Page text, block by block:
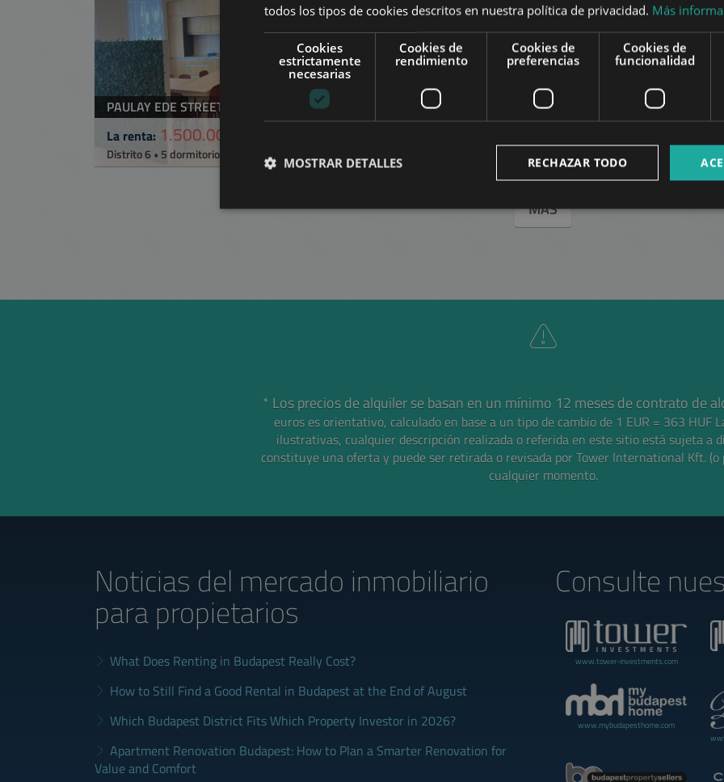
PAULAY EDE STREET
La renta: 1.500.000 HUF
Distrito 6 • 5 dormitorios • 229 m
TERÉZVÁROS
MÁS
* Los precios de alquiler se basan en un mínimo 12 meses de contrato de
euros es orientativo, calculado en base a un tipo de cambio de 1 EUR = 363 HUF
ilustrativas, cualquier descripción realizada o referida en este sitio está sujeta a
constituye una oferta y puede ser retirada o revisada por Tower International Kft. (o
cualquier momento.
Noticias del mercado inmobiliario
para propietarios
What Does Renting in Budapest Really Cost?
How to Still Find a Good Rental in Budapest at the End of August
Which Budapest District Fits Which Property Investor in 2026?
Apartment Renovation Budapest: How to Plan a Smarter Renovation for
Value and Comfort
Consulte
www.tower-investments.com
www.mybudapesthome.com
todos los tipos de cookies descritos en nuestra política de privacidad. Más
Cookies
estrictamente
necesarias
Cookies de
rendimiento
Cookies de
preferencias
Cookies de
funcionalidad
RECHAZAR TODO
MOSTRAR DETALLES